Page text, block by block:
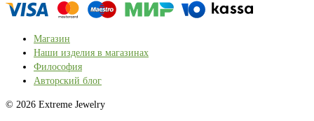
Магазин
Наши изделия в магазинах
Философия
Авторский блог
© 2026 Extreme Jewelry